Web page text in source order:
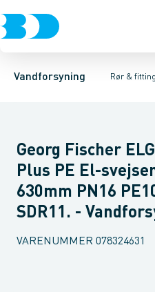
Vandforsyning Rør &
Rør & fittingsKoblinger &
PE rørPE EL fittingsPE
VinklerT-stykker
Georg Fischer
Plus PE El-
630mm PN16
SDR11. -
VARENUMMER 078324631